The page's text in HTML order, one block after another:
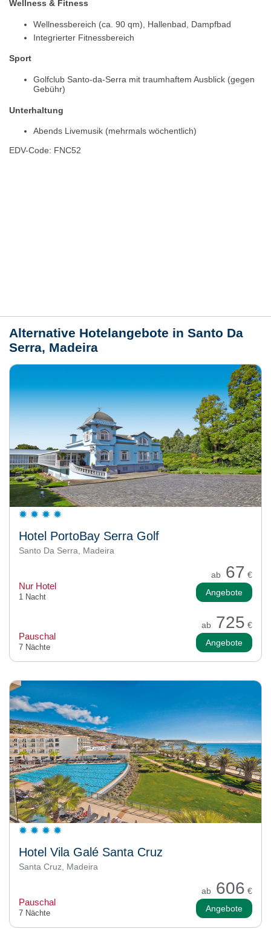
Wellness & Fitness
Wellnessbereich (ca. 90 qm), Hallenbad, Dampfbad
Integrierter Fitnessbereich
Sport
Golfclub Santo-da-Serra mit traumhaftem Ausblick (gegen
Gebühr)
Unterhaltung
Abends Livemusik (mehrmals wöchentlich)
EDV-Code: FNC52
Alternative Hotelangebote in Santo Da
Serra, Madeira
Hotel PortoBay Serra Golf
Santo Da Serra, Madeira
ab 67 €
Nur Hotel
1 Nacht Angebote
ab 725 €
Pauschal
7 Nächte Angebote
Hotel Vila Galé Santa Cruz
Santa Cruz, Madeira
ab 606 €
Pauschal
7 Nächte Angebote